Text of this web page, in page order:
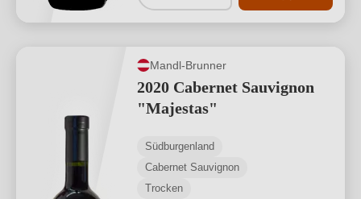
Mandl-Brunner
2020 Cabernet Sauvignon
"Majestas"
Südburgenland
Cabernet Sauvignon
Trocken